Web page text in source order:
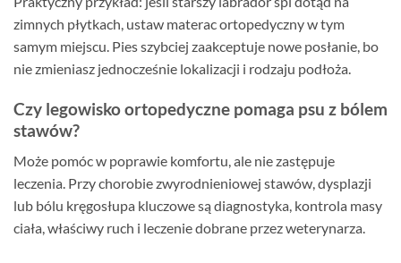
zimnych płytkach, ustaw materac ortopedyczny w tym
samym miejscu. Pies szybciej zaakceptuje nowe posłanie, bo
nie zmieniasz jednocześnie lokalizacji i rodzaju podłoża.
Czy legowisko ortopedyczne pomaga psu z bólem
stawów?
Może pomóc w poprawie komfortu, ale nie zastępuje
leczenia. Przy chorobie zwyrodnieniowej stawów, dysplazji
lub bólu kręgosłupa kluczowe są diagnostyka, kontrola masy
ciała, właściwy ruch i leczenie dobrane przez weterynarza.